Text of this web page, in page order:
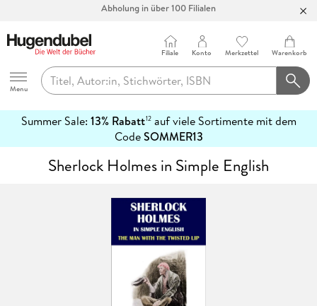
Hugendubel
Menu
Filiale Konto Merkzettel Warenkorb
Summer Sale: 13% Rabatt12auf viele Sortimente mit dem
CodeSOMMER13
erfahren
Sherlock Holmes in Simple English